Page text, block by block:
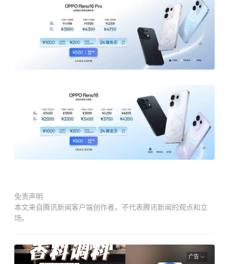
免责声明
本文来自腾讯新闻客户端创作者，不代表腾讯新闻的观点和立
场。
广告